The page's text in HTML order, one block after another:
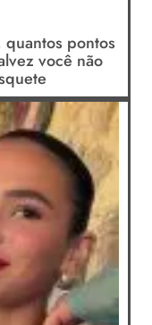
pontos
você não